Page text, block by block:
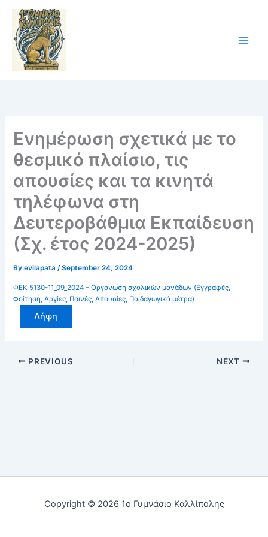
Skip
content
Ενημέρωση σχετικά με το
θεσμικό πλαίσιο, τις
απουσίες και τα κινητά
τηλέφωνα στη
Δευτεροβάθμια Εκπαίδευση
(Σχ. έτος 2024-2025)
Byevilapata/September 24, 2024
ΦΕΚ 5130-11_09_2024 – Οργάνωση σχολικών μονάδων (Εγγραφές,
Φοίτηση, Αργίες, Ποινές, Απουσίες, Παιδαγωγικά μέτρα)
Λήψη
PREVIOUS NEXT
Copyright © 2026 1ο Γυμνάσιο Καλλίπολης